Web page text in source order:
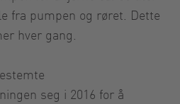
fra pumpen og røret. Dette
hver gang.
seg i 2016 for å